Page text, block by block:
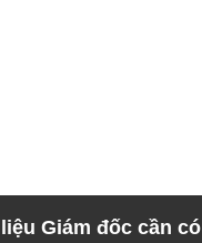
Giám đốc cần có